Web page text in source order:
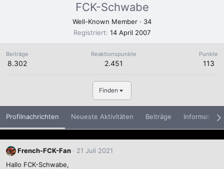
FCK-Schwabe
Well-Known Member · 34
Registriert 14 April 2007
Beiträge
8.302
Reaktionspunkte
2.451
Punkte
113
Finden
Profilnachrichten Neueste Aktivitäten Beiträge
French-FCK-Fan
21 Juli 2021
Hallo FCK-Schwabe,